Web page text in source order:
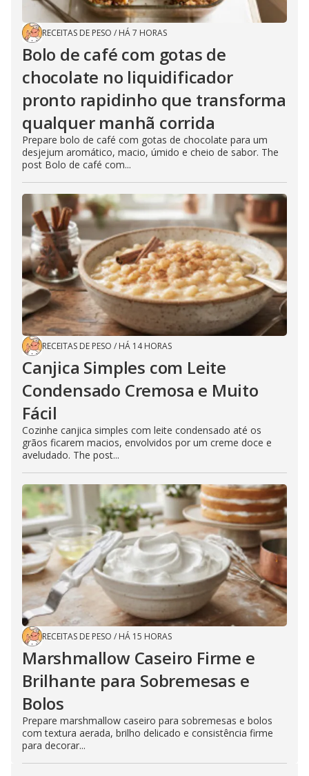
RECEITAS DE PESO / HÁ 7 HORAS
Bolo de café com gotas de
chocolate no liquidificador
pronto rapidinho que transforma
qualquer manhã corrida
Prepare bolo de café com gotas de chocolate para um
desjejum aromático, macio, úmido e cheio de sabor. The
post Bolo de café com...
RECEITAS DE PESO / HÁ 14 HORAS
Canjica Simples com Leite
Condensado Cremosa e Muito
Fácil
Cozinhe canjica simples com leite condensado até os
grãos ficarem macios, envolvidos por um creme doce e
aveludado. The post...
RECEITAS DE PESO / HÁ 15 HORAS
Marshmallow Caseiro Firme e
Brilhante para Sobremesas e
Bolos
Prepare marshmallow caseiro para sobremesas e bolos
com textura aerada, brilho delicado e consistência firme
para decorar...